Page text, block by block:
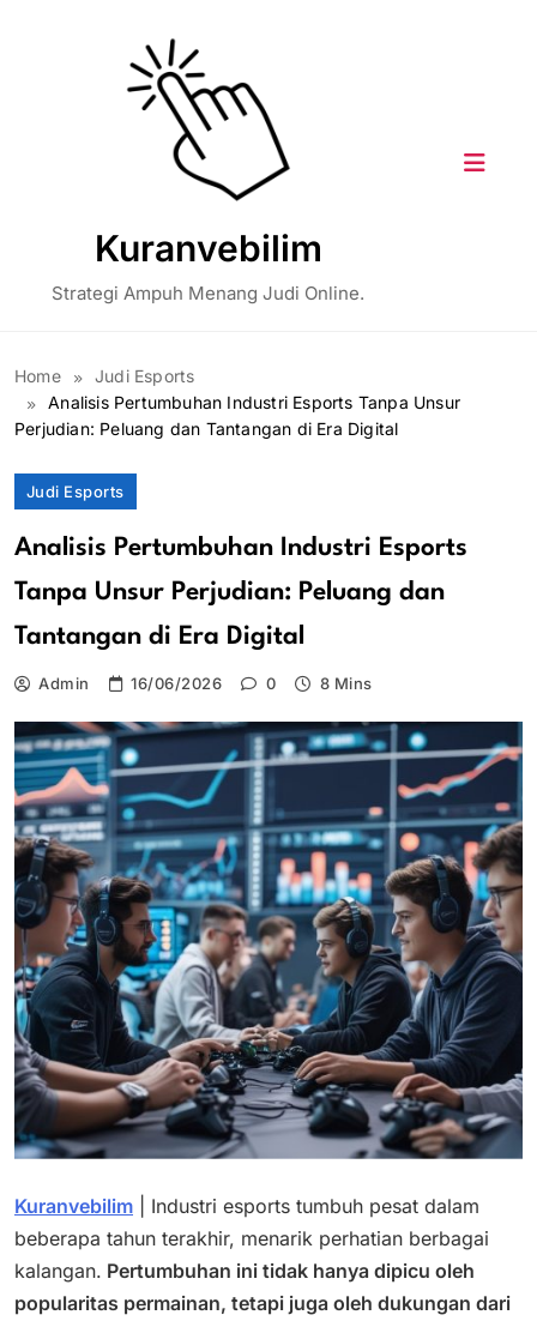
Kuranvebilim
Strategi Ampuh Menang Judi Online.
Home
Judi Esports
Analisis Pertumbuhan Industri Esports Tanpa Unsur
Perjudian: Peluang dan Tantangan di Era Digital
Judi Esports
Analisis Pertumbuhan Industri Esports
Tanpa Unsur Perjudian: Peluang dan
Tantangan di Era Digital
Admin 16/06/2026 0 8 Mins
Kuranvebilim | Industri esports tumbuh pesat dalam
beberapa tahun terakhir, menarik perhatian berbagai
kalangan. Pertumbuhan ini tidak hanya dipicu oleh
popularitas permainan, tetapi juga oleh dukungan dari